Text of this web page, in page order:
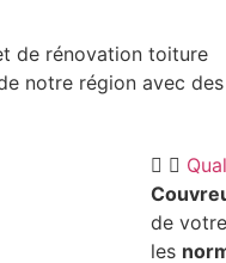
de rénovation toiture
notre région avec
de
les